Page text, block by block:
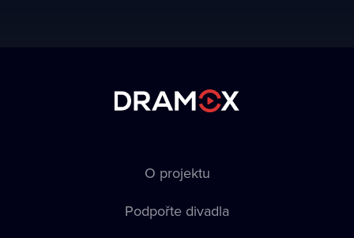
O projektu
Podpořte divadla